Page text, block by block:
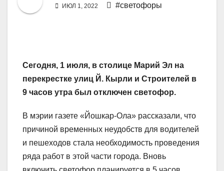
ИЮЛ 1, 2022 #светофоры
Сегодня, 1 июля, в столице Марий Эл на
перекрестке улиц Й. Кырли и Строителей в
9 часов утра был отключен светофор.
В мэрии газете «Йошкар-Ола» рассказали, что
причиной временных неудобств для водителей
и пешеходов стала необходимость проведения
ряда работ в этой части города. Вновь